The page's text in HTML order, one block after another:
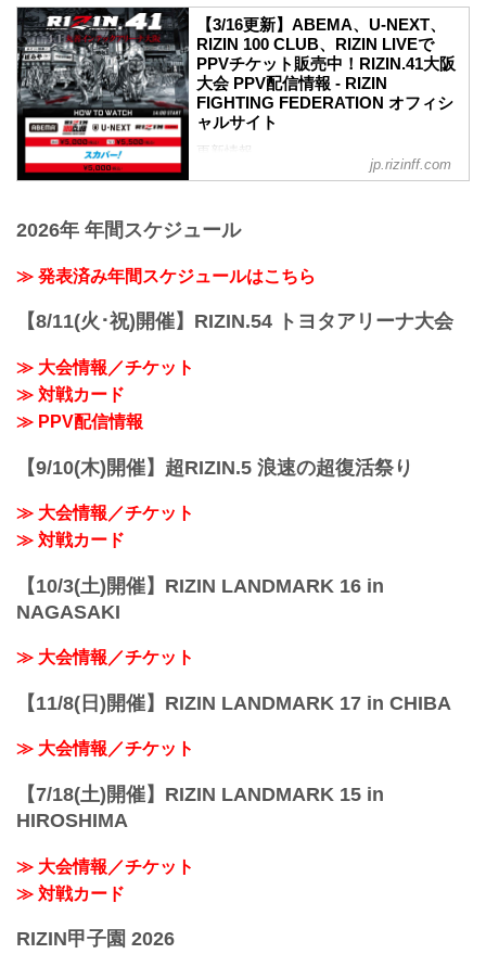
RIZIN.41 大会概要
開催日時
2023年4月1日（土）12:30開場 / 14:00開
始
※オープニングファイトは13:00開始
終了予定時間
19:00〜20:00頃
※試合内容、イベント進行によって終了
予定時間が前後することがありますので
会場
央体育館）
Osaka Metro中央線「朝潮橋」 2A出口す
アクセス | 丸...
【3/16更新】ABEMA、U-NEXT、
RIZIN 100 CLUB、RIZIN LIVEで
PPVチケット販売中！RIZIN.41大阪
大会 PPV配信情報 - RIZIN
FIGHTING FEDERATION オフィシ
ャルサイト
更新情報
4月1日（土）丸善インテックアリーナ大
PPV配信チケットがABEMA、U-NEXT、
中だ！
コード 番組名・その他
jp.rizinff.com
2026年 年間スケジュール
≫ 発表済み年間スケジュールはこちら
【8/11(火･祝)開催】RIZIN.54 トヨタアリーナ大会
≫ 大会情報／チケット
≫ 対戦カード
≫ PPV配信情報
【9/10(木)開催】超RIZIN.5 浪速の超復活祭り
≫ 大会情報／チケット
≫ 対戦カード
【10/3(土)開催】RIZIN LANDMARK 16 in
NAGASAKI
≫ 大会情報／チケット
【11/8(日)開催】RIZIN LANDMARK 17 in CHIBA
≫ 大会情報／チケット
【7/18(土)開催】RIZIN LANDMARK 15 in
HIROSHIMA
≫ 大会情報／チケット
≫ 対戦カード
RIZIN甲子園 2026